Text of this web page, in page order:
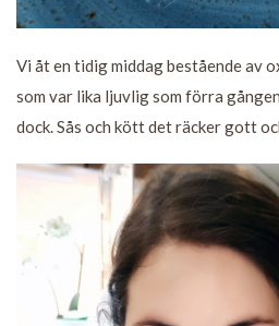
Vi åt en tidig middag bestående av
som var lika ljuvlig som förra
dock. Sås och kött det räcker gott